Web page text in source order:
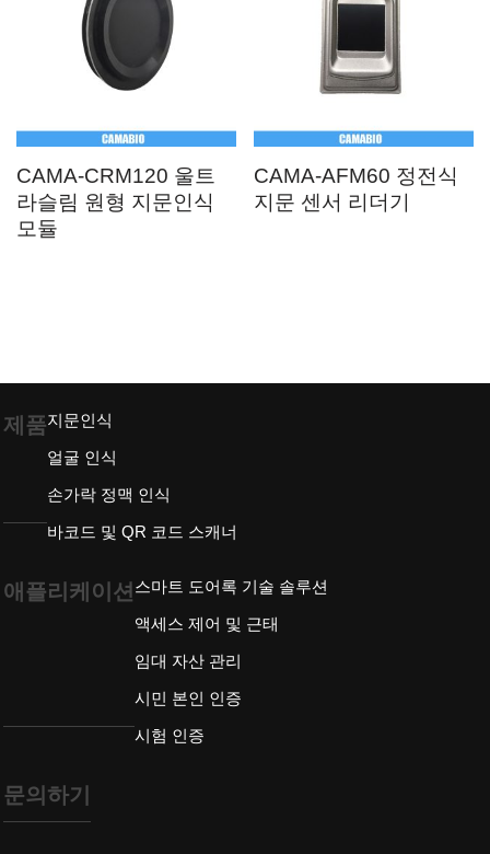
CAMA-CRM120 울트
라슬림 원형 지문인식
모듈
CAMA-AFM60 정전식
지문 센서 리더기
제품지문인식
얼굴 인식
손가락 정맥 인식
바코드 및 QR 코드 스캐너
애플리케이션 스마트 도어록 기술 솔루션
액세스 제어 및 근태
임대 자산 관리
시민 본인 인증
시험 인증
문의하기